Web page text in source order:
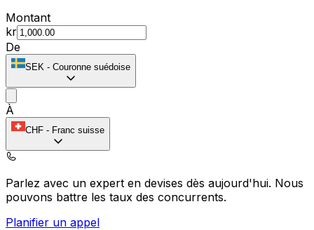
Montant
kr
De
SEK - Couronne suédoise
À
CHF - Franc suisse
Parlez avec un expert en devises dès aujourd'hui. Nous
pouvons battre les taux des concurrents.
Planifier un appel